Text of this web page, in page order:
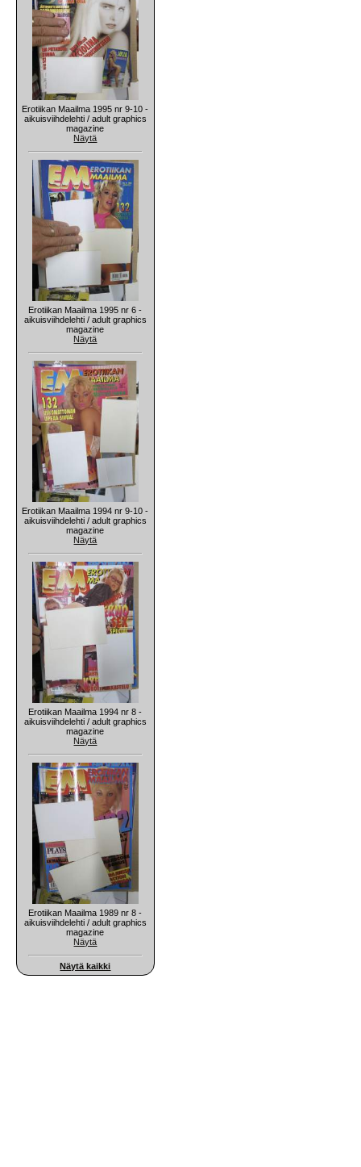
Erotiikan Maailma 1995 nr 9-10 -
aikuisviihdelehti / adult graphics
magazine
Näytä
Erotiikan Maailma 1995 nr 6 -
aikuisviihdelehti / adult graphics
magazine
Näytä
Erotiikan Maailma 1994 nr 9-10 -
aikuisviihdelehti / adult graphics
magazine
Näytä
Erotiikan Maailma 1994 nr 8 -
aikuisviihdelehti / adult graphics
magazine
Näytä
Erotiikan Maailma 1989 nr 8 -
aikuisviihdelehti / adult graphics
magazine
Näytä
Näytä kaikki